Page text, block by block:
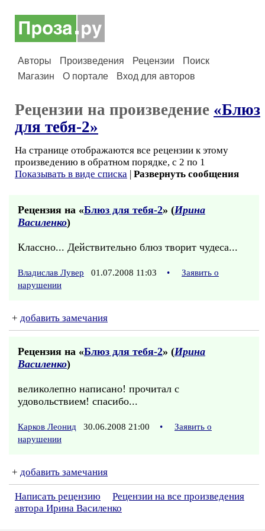
Авторы Произведения Рецензии
Поиск
Магазин
О портале Вход для авторов
Рецензии на произведение «Блюз
для тебя-2»
На странице отображаются все рецензии к этому
произведению в обратном порядке, с 2 по 1
Показывать в виде списка | Развернуть сообщения
Рецензия на «Блюз для тебя-2» (Ирина
Василенко)
Классно... Действительно блюз творит чудеса...
Владислав Лувер 01.07.2008 11:03 •
Заявить о
нарушении
+ добавить замечания
Рецензия на «Блюз для тебя-2» (Ирина
Василенко)
великолепно написано! прочитал с
удовольствием! спасибо...
Карков Леонид 30.06.2008 21:00 •
Заявить о
нарушении
+ добавить замечания
Написать рецензию
Рецензии на все произведения
автора Ирина Василенко